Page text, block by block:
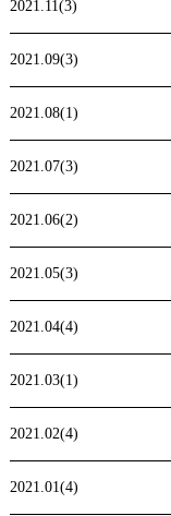
2021.11(3)
2021.09(3)
2021.08(1)
2021.07(3)
2021.06(2)
2021.05(3)
2021.04(4)
2021.03(1)
2021.02(4)
2021.01(4)